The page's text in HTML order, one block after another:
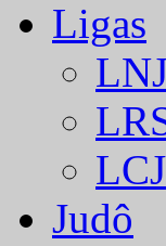
Ligas
LCJ
Judô